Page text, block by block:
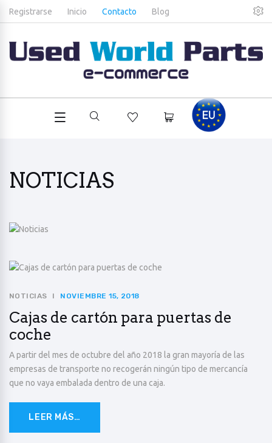
Registrarse Inicio Contacto Blog
NOTICIAS
NOTICIAS NOVIEMBRE 15, 2018
Cajas de cartón para puertas de
coche
A partir del mes de octubre del año 2018 la gran mayoría de las
empresas de transporte no recogerán ningún tipo de mercancía
que no vaya embalada dentro de una caja.
LEER MÁS…